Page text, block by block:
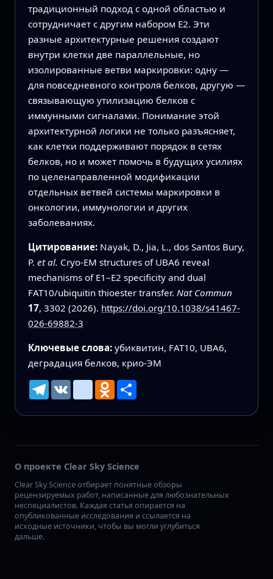
традиционный подход с одной областью и
сотрудничает с другим набором E2. Эти
разные архитектурные решения создают
внутри клетки две параллельные, но
изолированные ветви маркировки: одну —
для повседневного контроля белков, другую —
связывающую утилизацию белков с
иммунными сигналами. Понимание этой
архитектурной логики не только разъясняет,
как клетки поддерживают порядок в сетях
белков, но и может помочь в будущих усилиях
по целенаправленной модификации
отдельных ветвей системы маркировки в
онкологии, иммунологии и других
заболеваниях.
Цитирование: Nayak, D., Jia, L., dos Santos Bury,
P. et al. Cryo-EM structures of UBA6 reveal
mechanisms of E1–E2 specificity and dual
FAT10/ubiquitin thioester transfer. Nat Commun
17, 3302 (2026). https://doi.org/10.1038/s41467-
026-69882-3
Ключевые слова: убиквитин, FAT10, UBA6,
деградация белков, крио-ЭМ
Telegram
VK mailruOdnoklassniki
Ресурс
О проекте Clear Sky Science
Clear Sky Science отбирает понятные обзоры
рецензируемых работ, написанные для любознательных
неспециалистов. Каждая статья опирается на
опубликованные исследования и ссылается на
исходные источники, чтобы вы могли углубиться
дальше.